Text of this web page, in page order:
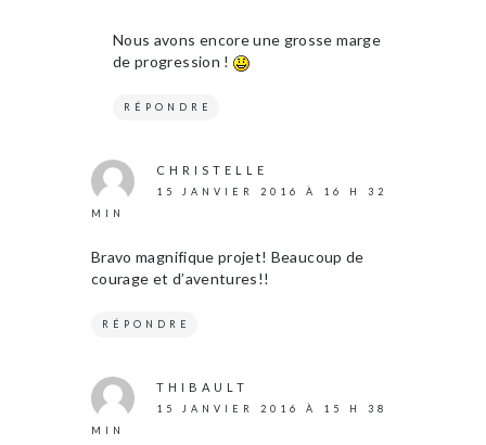
Nous avons encore une grosse marge
de progression !
RÉPONDRE
CHRISTELLE
15 JANVIER 2016 À 16 H 32
MIN
Bravo magnifique projet! Beaucoup de
courage et d’aventures!!
RÉPONDRE
THIBAULT
15 JANVIER 2016 À 15 H 38
MIN